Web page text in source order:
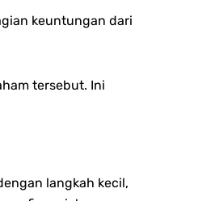
keuntungan dari
tersebut. Ini
langkah kecil,